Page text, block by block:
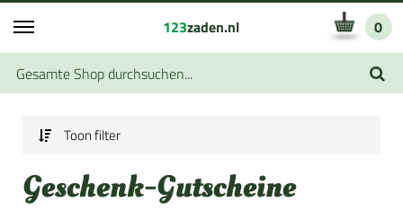
123zaden.nl 0
Toon filter
Geschenk-Gutscheine